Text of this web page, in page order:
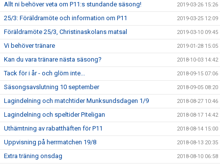
Allt ni behöver veta om P11:s stundande säsong! 2019-03-26 15:26
25/3: Föräldramöte och information om P11 2019-03-25 12:09
Föräldramöte 25/3, Christinaskolans matsal 2019-03-10 09:45
Vi behöver tränare 2019-01-28 15:05
Kan du vara tränare nästa säsong? 2018-10-03 14:42
Tack för i år - och glöm inte... 2018-09-15 07:06
Säsongsavslutning 10 september 2018-09-05 08:20
Lagindelning och matchtider Munksundsdagen 1/9 2018-08-27 10:46
Lagindelning och speltider Piteligan 2018-08-17 14:42
Uthämtning av rabatthäften för P11 2018-08-14 15:00
Uppvisning på herrmatchen 19/8 2018-08-13 20:35
Extra träning onsdag 2018-08-10 06:58